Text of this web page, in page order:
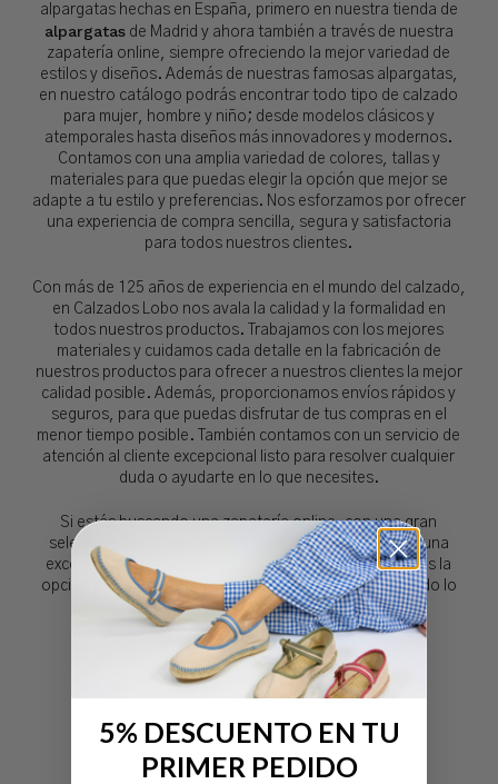
alpargatas hechas en España, primero en nuestra tienda de
alpargatasde Madrid y ahora también a través de nuestra
zapatería online, siempre ofreciendo la mejor variedad de
estilos y diseños. Además de nuestras famosas alpargatas,
en nuestro catálogo podrás encontrar todo tipo de calzado
para mujer, hombre y niño; desde modelos clásicos y
atemporales hasta diseños más innovadores y modernos.
Contamos con una amplia variedad de colores, tallas y
materiales para que puedas elegir la opción que mejor se
adapte a tu estilo y preferencias. Nos esforzamos por ofrecer
una experiencia de compra sencilla, segura y satisfactoria
para todos nuestros clientes.
Con más de 125 años de experiencia en el mundo del calzado,
en Calzados Lobo nos avala la calidad y la formalidad en
todos nuestros productos. Trabajamos con los mejores
materiales y cuidamos cada detalle en la fabricación de
nuestros productos para ofrecer a nuestros clientes la mejor
calidad posible. Además, proporcionamos envíos rápidos y
seguros, para que puedas disfrutar de tus compras en el
menor tiempo posible. También contamos con un servicio de
atención al cliente excepcional listo para resolver cualquier
duda o ayudarte en lo que necesites.
Si estás buscando una zapatería online, con una gran
selección de alpargatas y otro tipo de calzado, y con una
excelente calidad y servicio al cliente, Calzados Lobo es la
opción perfecta para ti. No esperes más y descubre todo lo
que podemos ofrecerte.
5% DESCUENTO EN TU
PRIMER PEDIDO